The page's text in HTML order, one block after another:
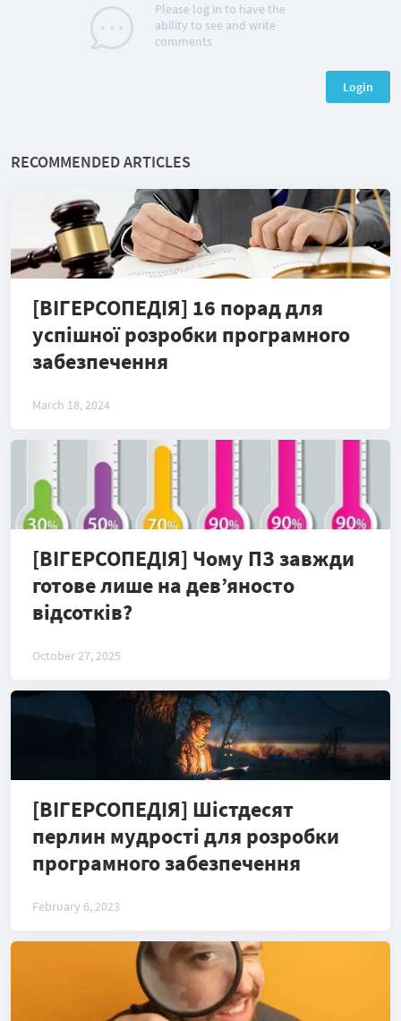
Please log in to have the
ability to see and write
comments
Login
RECOMMENDED ARTICLES
[ВІГЕРСОПЕДІЯ] 16 порад для
успішної розробки програмного
забезпечення
March 18, 2024
[ВІГЕРСОПЕДІЯ] Чому ПЗ завжди
готове лише на дев’яносто
відсотків?
October 27, 2025
[ВІГЕРСОПЕДІЯ] Шістдесят
перлин мудрості для розробки
програмного забезпечення
February 6, 2023